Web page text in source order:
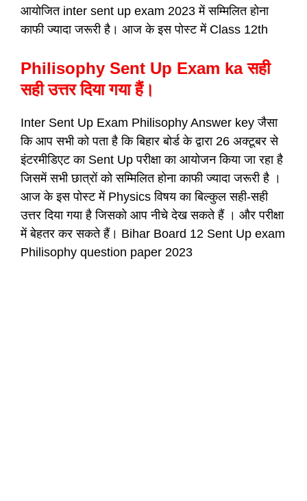
आयोजित inter sent up exam 2023 में सम्मिलित होना
काफी ज्यादा जरूरी है। आज के इस पोस्ट में Class 12th
Philisophy Sent Up Exam ka सही
सही उत्तर दिया गया हैं।
Inter Sent Up Exam Philisophy Answer key जैसा
कि आप सभी को पता है कि बिहार बोर्ड के द्वारा 26 अक्टूबर से
इंटरमीडिएट का Sent Up परीक्षा का आयोजन किया जा रहा है
जिसमें सभी छात्रों को सम्मिलित होना काफी ज्यादा जरूरी है ।
आज के इस पोस्ट में Physics विषय का बिल्कुल सही-सही
उत्तर दिया गया है जिसको आप नीचे देख सकते हैं । और परीक्षा
में बेहतर कर सकते हैं। Bihar Board 12 Sent Up exam
Philisophy question paper 2023